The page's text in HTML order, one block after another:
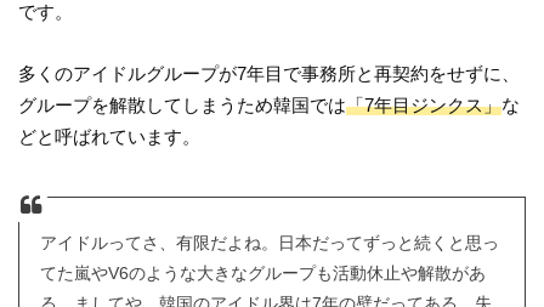
です。
多くのアイドルグループが7年目で事務所と再契約をせずに、
グループを解散してしまうため韓国では「7年目ジンクス」な
どと呼ばれています。
アイドルってさ、有限だよね。日本だってずっと続くと思っ
てた嵐やV6のような大きなグループも活動休止や解散があ